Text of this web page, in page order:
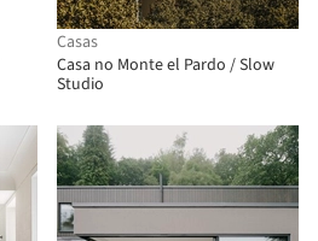
Casas
Casa no Monte el Pardo / Slow
Studio